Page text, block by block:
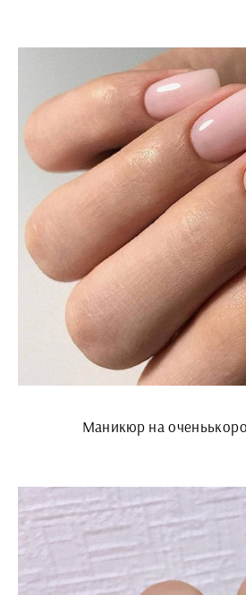
Маникюр на